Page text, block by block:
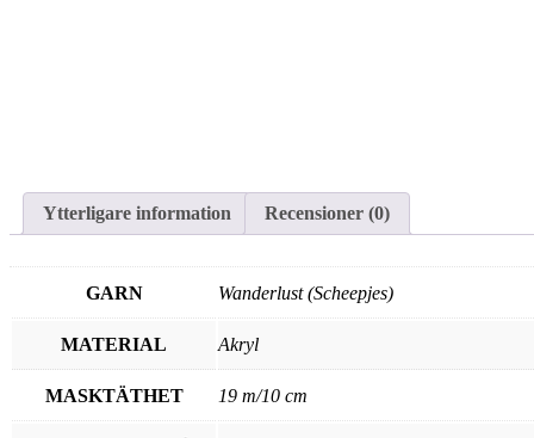
Ytterligare information Recensioner (0)
GARN Wanderlust (Scheepjes)
MATERIAL Akryl
MASKTÄTHET 19 m/10 cm